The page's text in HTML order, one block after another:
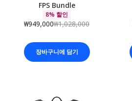
FPS Bundle
8% 할인
₩949,000₩1,028,000
장바구니에 담기